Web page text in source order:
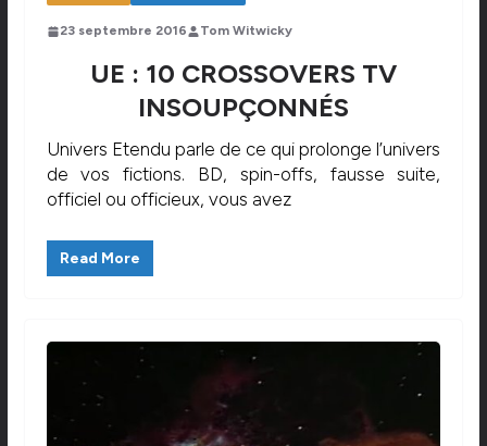
23 septembre 2016 Tom Witwicky
UE : 10 CROSSOVERS TV
INSOUPÇONNÉS
Univers Etendu parle de ce qui prolonge l’univers
de vos fictions. BD, spin-offs, fausse suite,
officiel ou officieux, vous avez
Read More